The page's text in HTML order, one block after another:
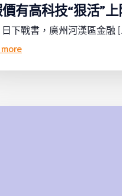
有高科技“狠活”上
下戰書，廣州河漢區金融